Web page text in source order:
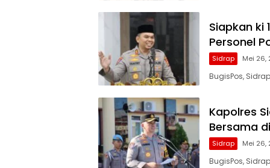
Siapkan ki
Personel
Sidrap Mei 26,
BugisPos,
Kapolres
Bersama
Sidrap Mei 26,
BugisPos,